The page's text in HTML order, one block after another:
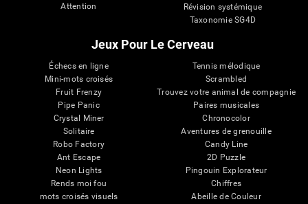
Attention
Révision systémique
Taxonomie SG4D
Jeux Pour Le Cerveau
Échecs en ligne
Mini-mots croisés
Fruit Frenzy
Pipe Panic
Crystal Miner
Solitaire
Robo Factory
Ant Escape
Neon Lights
Rends moi fou
mots croisés visuels
Tennis mélodique
Scrambled
Trouvez votre animal de compagnie
Paires musicales
Chronocolor
Aventures de grenouille
Candy Line
2D Puzzle
Pingouin Explorateur
Chiffres
Abeille de Couleur